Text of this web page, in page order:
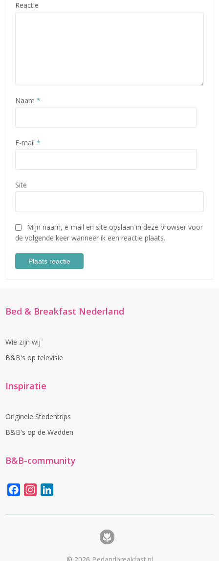
Reactie
Naam*
E-mail*
Site
Mijn naam, e-mail en site opslaan in deze browser voor
de volgende keer wanneer ik een reactie plaats.
Bed & Breakfast Nederland
Wie zijn wij
B&B's op televisie
Inspiratie
Originele Stedentrips
B&B's op de Wadden
B&B-community
FacebookInstagram